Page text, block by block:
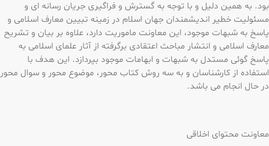
بود. به همین دلیل و با توجه به گسترش و فراگیری جریان رسانه ای و
مسئولیت خطیر اندیشمندان جهان اسلام در زمینه تبیین معارف اسلامی و
پاسخ به شبهات موجود، این معاونت ماموریت دارد، علاوه بر بیان و تشریح
معارف اسلامی و انتشار مباحث اعتقادی برگرفته از آثار علمای اسلامی به
پاسخ گوئی مستدل به شبهات و ابهامات موجود بپردازد. این هدف با
استفاده از کارشناسان و به سه روش کتاب محور، موضوع محور و سوال محور
در حال انجام می باشد.
معاونت محتوای اخلاقی